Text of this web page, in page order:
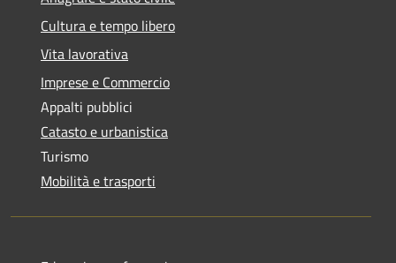
Cultura e tempo libero
Vita lavorativa
Imprese e Commercio
Appalti pubblici
Catasto e urbanistica
Turismo
Mobilità e trasporti